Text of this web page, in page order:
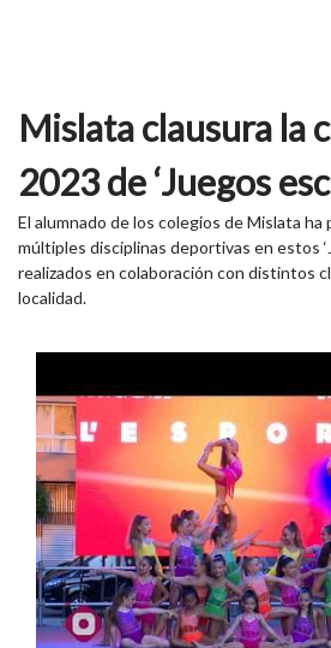
Mislata clausura la
2023 de ‘Juegos
El alumnado de los colegios de Mislata ha
múltiples disciplinas deportivas en estos
realizados en colaboración con distintos
localidad.